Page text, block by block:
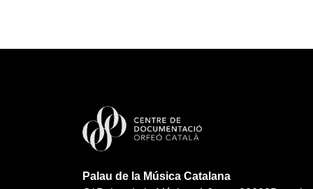
Palau de la Música Catalana